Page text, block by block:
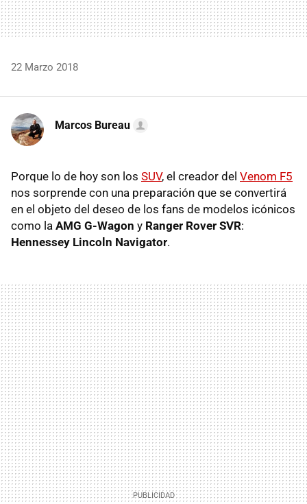
22 Marzo 2018
Marcos Bureau
Porque lo de hoy son los SUV, el creador del Venom F5
nos sorprende con una preparación que se convertirá
en el objeto del deseo de los fans de modelos icónicos
como la AMG G-Wagon y Ranger Rover SVR:
Hennessey Lincoln Navigator.